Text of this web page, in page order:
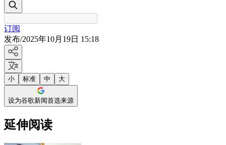
订阅
发布/2025年10月19日 15:18
小 标准 中 大
设为谷歌新闻首选来源
延伸阅读